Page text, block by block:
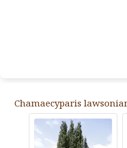
Chamaecyparis